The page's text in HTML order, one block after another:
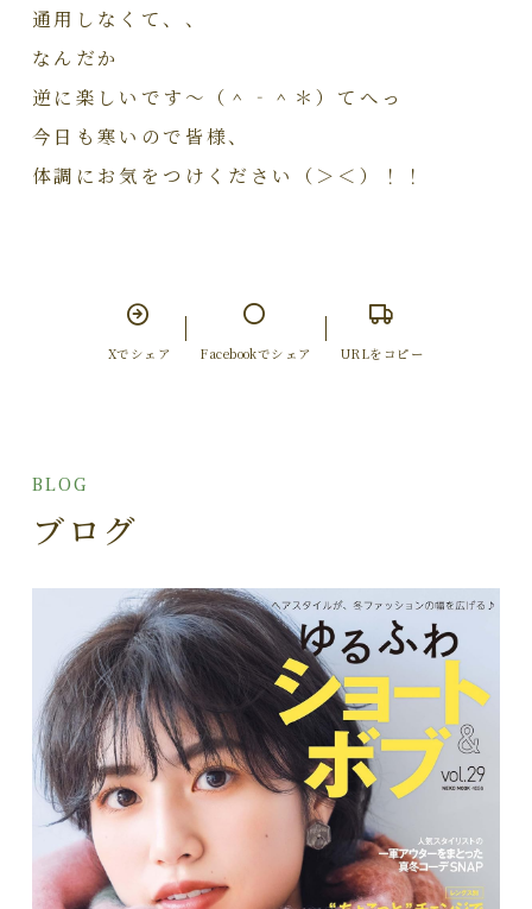
通用しなくて、、
なんだか
逆に楽しいです～（＾‐＾＊）てへっ
今日も寒いので皆様、
体調にお気をつけください（＞＜）！！
Xでシェア Facebookでシェア URLをコピー
BLOG
ブログ